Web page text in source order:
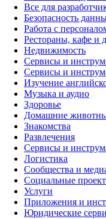
Все для
Безопасность
Работа с
Рестораны, кафе и
Недвижимость
Сервисы и
Сервисы и
Изучение
Музыка и аудио
Здоровье
Домашние
Знакомства
Развлечения
Сервисы и
Логистика
Сообщества и
Социальные
Услуги
Приложения и
Юридические